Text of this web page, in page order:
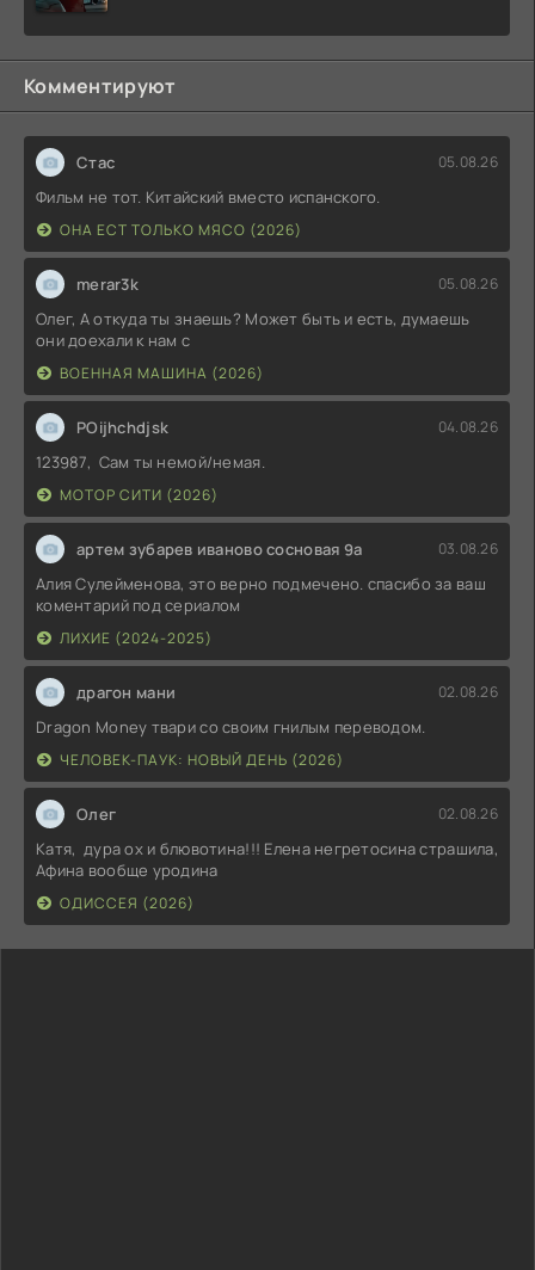
Комментируют
Стас 05.08.26
Фильм не тот. Китайский вместо испанского.
ОНА ЕСТ ТОЛЬКО МЯСО (2026)
merar3k 05.08.26
Олег, А откуда ты знаешь? Может быть и есть, думаешь
они доехали к нам с
ВОЕННАЯ МАШИНА (2026)
POijhchdjsk 04.08.26
123987, Сам ты немой/немая.
МОТОР СИТИ (2026)
артем зубарев иваново сосновая 9а 03.08.26
Алия Сулейменова, это верно подмечено. спасибо за ваш
коментарий под сериалом
ЛИХИЕ (2024-2025)
драгон мани 02.08.26
Dragon Money твари со своим гнилым переводом.
ЧЕЛОВЕК-ПАУК: НОВЫЙ ДЕНЬ (2026)
Олег 02.08.26
Катя, дура ох и блювотина!!! Елена негретосина страшила,
Афина вообще уродина
ОДИССЕЯ (2026)